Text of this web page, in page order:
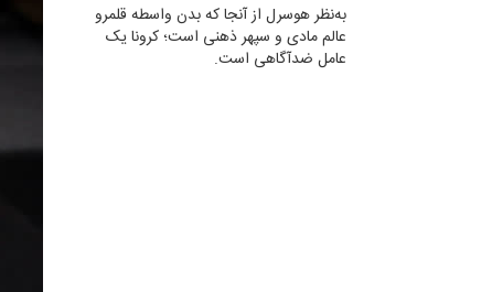
به‌نظر هوسرل از آنجا که بدن واسطه قلمرو
عالم مادی و سپهر ذهنی است؛ کرونا یک
عامل ضدآگاهی است.